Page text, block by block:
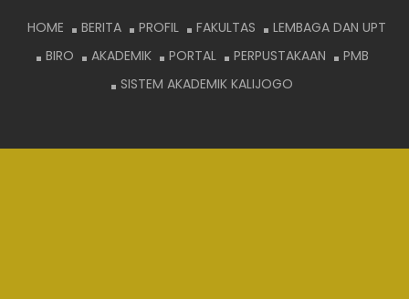
HOME BERITA PROFIL FAKULTAS
LEMBAGA DAN UPT
BIRO
AKADEMIK PORTAL PERPUSTAKAAN
PMB
SISTEM AKADEMIK KALIJOGO